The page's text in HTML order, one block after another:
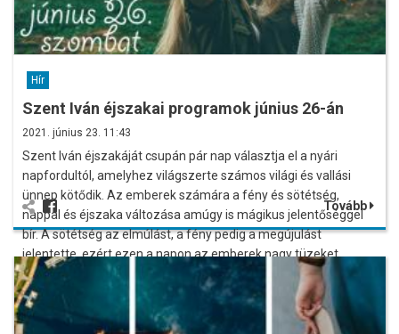
Hír
Szent Iván éjszakai programok június 26-án
2021. június 23. 11:43
Szent Iván éjszakáját csupán pár nap választja el a nyári
napfordultól, amelyhez világszerte számos világi és vallási
ünnep kötődik. Az emberek számára a fény és sötétség,
nappal és éjszaka változása amúgy is mágikus jelentőséggel
bír. A sötétség az elmúlást, a fény pedig a megújulást
jelentette, ezért ezen a napon az emberek nagy tüzeket
raktak, hogy elűzzék a sötétséget.
Tovább